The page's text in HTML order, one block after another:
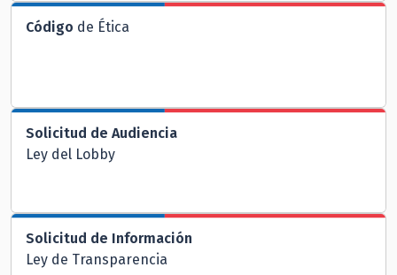
Código de Ética
Solicitud de Audiencia
Ley del Lobby
Solicitud de Información
Ley de Transparencia